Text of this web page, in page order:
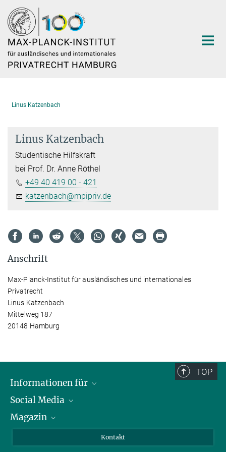
Hauptinhalt
Linus Katzenbach
Linus Katzenbach
Studentische Hilfskraft
bei Prof. Dr. Anne Röthel
+49 40 419 00 - 421
katzenbach@mpipriv.de
Anschrift
Max-Planck-Institut für ausländisches und internationales
Privatrecht
Linus Katzenbach
Mittelweg 187
20148 Hamburg
TOP
Informationen für
Journalist*innen
Stipendiat*innen
Social Media
LinkedIn
Magazin
Kontakt